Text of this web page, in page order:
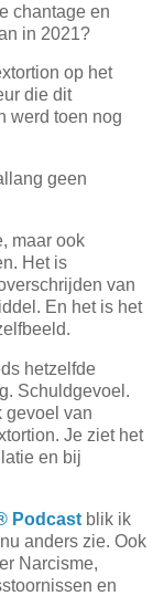
chantage en
in 2021?
op het
die dit
werd toen nog
geen
maar ook
Het is
van
En het is het
hetzelfde
Schuldgevoel.
gevoel van
Je ziet het
en bij
Podcast blik ik
anders zie. Ook
Narcisme,
en